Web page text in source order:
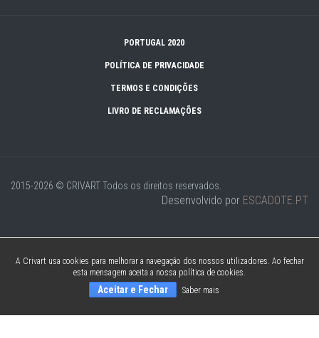
PORTUGAL 2020
POLÍTICA DE PRIVACIDADE
TERMOS E CONDIÇÕES
LIVRO DE RECLAMAÇÕES
2015-2026 © CRIVARTTodos os direitos reservados.
Desenvolvido por ESCADOTE.PT
A Crivart usa cookies para melhorar a navegação dos nossos utilizadores. Ao fechar
esta mensagem aceita a nossa política de cookies.
Aceitar e Fechar Saber mais